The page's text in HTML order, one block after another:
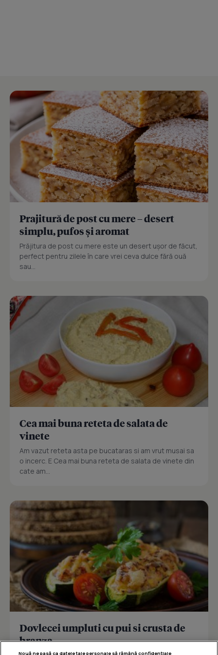
Prajitură de post cu mere – desert
simplu, pufos și aromat
Prăjitura de post cu mere este un desert ușor de făcut,
perfect pentru zilele în care vrei ceva dulce fără ouă
sau...
Cea mai buna reteta de salata de
vinete
Am vazut reteta asta pe bucataras si am vrut musai sa
o incerc. E Cea mai buna reteta de salata de vinete din
cate am...
Dovlecei umpluti cu pui si crusta de
branza
Nouă ne pasă ca datele tale personale să rămână confidențiale